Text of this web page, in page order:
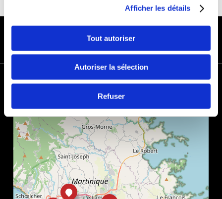
Afficher les détails
Tout autoriser
Autoriser la sélection
Refuser
MODES DE PAIEMENT
+